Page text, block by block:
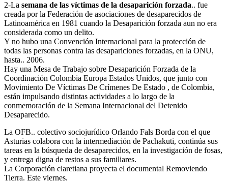
2-La semana de las víctimas de la desaparición forzada.. fue
creada por la Federación de asociaciones de desaparecidos de
Latinoamérica en 1981 cuando la Desaparición forzada aun no era
considerada como un delito.
Y no hubo una Convención Internacional para la protección de
todas las personas contra las desapariciones forzadas, en la ONU,
hasta.. 2006.
Hay una Mesa de Trabajo sobre Desaparición Forzada de la
Coordinación Colombia Europa Estados Unidos, que junto con
Movimiento De Víctimas De Crímenes De Estado , de Colombia,
están impulsando distintas actividades a lo largo de la
conmemoración de la Semana Internacional del Detenido
Desaparecido.
La OFB.. colectivo sociojurídico Orlando Fals Borda con el que
Asturias colabora con la intermediación de Pachakuti, continúa sus
tareas en la búsqueda de desaparecidos, en la investigación de fosas,
y entrega digna de restos a sus familiares.
La Corporación claretiana proyecta el documental Removiendo
Tierra. Este viernes.